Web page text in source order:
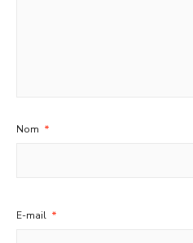
Nom *
E-mail *